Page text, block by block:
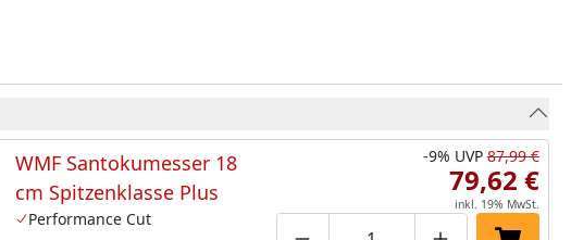
WMF Santokumesser 18
cm Spitzenklasse Plus
Performance Cut
-9% UVP 87,99 €
79,62 €
inkl. 19% MwSt.